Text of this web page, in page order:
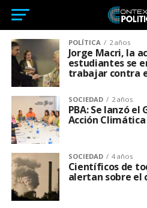
POLÍTICA 2 años
Jorge Macri, la
estudiantes se
trabajar contra
SOCIEDAD 2 años
PBA: Se lanzó
Acción Climática
SOCIEDAD 4 años
Científicos de
alertan sobre el